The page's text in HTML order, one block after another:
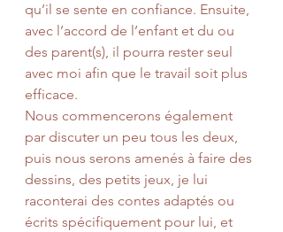
qu’il se sente en confiance. Ensuite,
avec l’accord de l’enfant et du ou
des parent(s), il pourra rester seul
avec moi afin que le travail soit plus
efficace.
Nous commencerons également
par discuter un peu tous les deux,
puis nous serons amenés à faire des
dessins, des petits jeux, je lui
raconterai des contes adaptés ou
écrits spécifiquement pour lui, et